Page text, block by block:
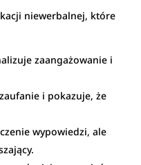
niewerbalnej, które
zaangażowanie i
i pokazuje, że
wypowiedzi, ale